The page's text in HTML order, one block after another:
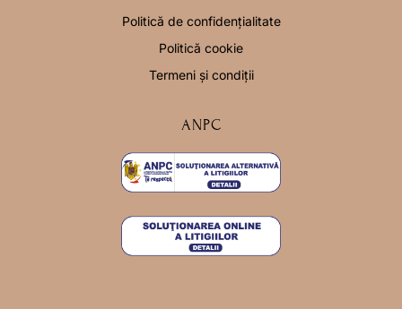
Politică de confidențialitate
Politică cookie
Termeni și condiții
ANPC